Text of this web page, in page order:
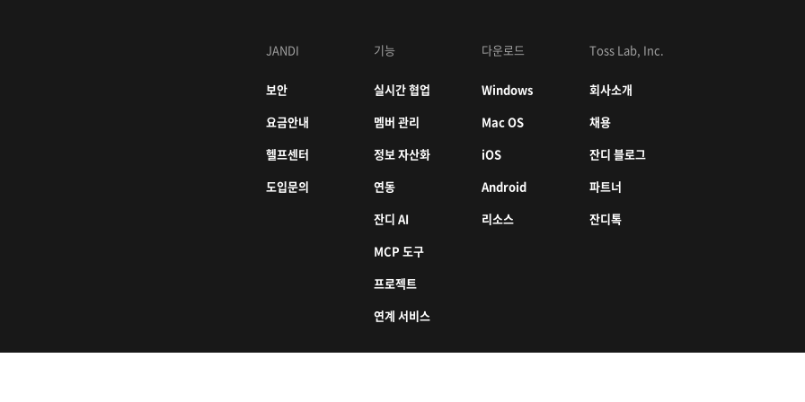
JANDI
보안
요금안내
헬프센터
도입문의
기능
실시간 협업
멤버 관리
정보 자산화
연동
잔디 AI
MCP 도구
프로젝트
연계 서비스
다운로드
Windows
Mac OS
iOS
Android
리소스
Toss Lab, Inc.
회사소개
채용
잔디 블로그
파트너
잔디톡